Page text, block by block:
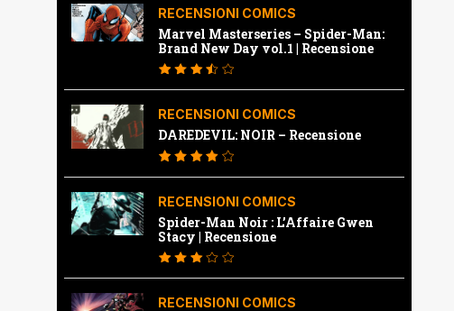
RECENSIONI COMICS
Marvel Masterseries – Spider-Man:
Brand New Day vol.1 | Recensione
RECENSIONI COMICS
DAREDEVIL: NOIR – Recensione
RECENSIONI COMICS
Spider-Man Noir : L’Affaire Gwen
Stacy | Recensione
RECENSIONI COMICS